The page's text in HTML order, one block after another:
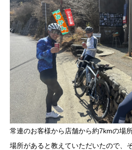
常連のお客様から店舗から約7kmの場
場所があると教えていただいたので、